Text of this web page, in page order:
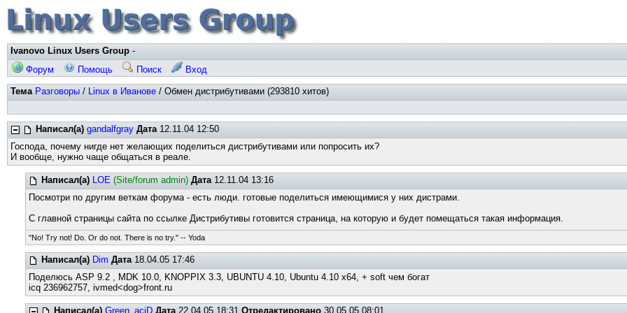
Ivanovo Linux Users Group -
Форум
Помощь Поиск Вход
Тема Разговоры / Linux в Иванове / Обмен дистрибутивами (293810 хитов)
Написал(а) gandalfgray Дата12.11.04 12:50
Господа, почему нигде нет желающих поделиться дистрибутивами или попросить их?
И вообще, нужно чаще общаться в реале.
Написал(а) LOE (Site/forum admin) Дата12.11.04 13:16
Посмотри по другим веткам форума - есть люди. готовые поделиться имеющимися у них дистрами.
С главной страницы сайта по ссылке Дистрибутивы готовится страница, на которую и будет помещаться такая информация.
"No! Try not! Do. Or do not. There is no try." -- Yoda
Написал(а) Dim Дата18.04.05 17:46
Поделюсь ASP 9.2 , MDK 10.0, KNOPPIX 3.3, UBUNTU 4.10, Ubuntu 4.10 x64, + soft чем богат
icq 236962757, ivmed<dog>front.ru
Написал(а) Green_aciD Дата 22.04.05 18:31Отредактировано 30.05.05 08:01